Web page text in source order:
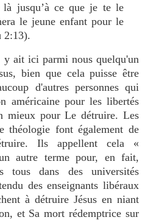
là jusqu’à ce que je te le
le jeune enfant pour le
2:13).
y ait ici parmi nous quelqu'un
bien que cela puisse être
d'autres personnes qui
américaine pour les libertés
pour Le détruire. Les
théologie font également de
Ils appellent cela «
autre terme pour, en fait,
tous dans des universités
des enseignants libéraux
à détruire Jésus en niant
et Sa mort rédemptrice sur